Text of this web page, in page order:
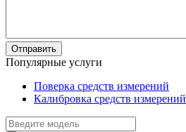
Популярные услуги
Поверка средств измерений
Калибровка средств измерений